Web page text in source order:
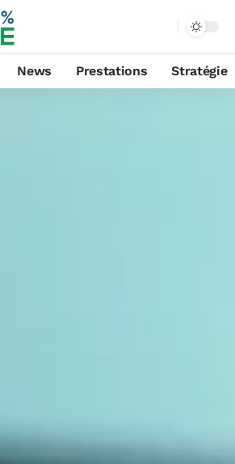
News Prestations Stratégie